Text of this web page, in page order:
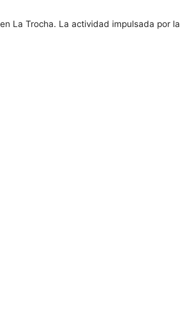
La Trocha. La actividad impulsada por la